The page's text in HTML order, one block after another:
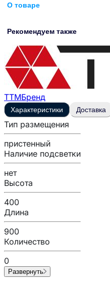
О товаре
Рекомендуем также
ТТМБренд
Характеристики Доставка
Тип размещения
пристенный
Наличие подсветки
нет
Высота
400
Длина
900
Количество
0
Развернуть